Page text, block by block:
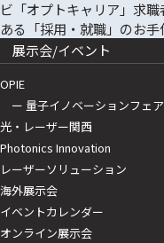
展示会/イベント
OPIE
ー 量子イノベーションフェア
光・レーザー関西
Photonics Innovation
レーザーソリューション
海外展示会
イベントカレンダー
オンライン展示会